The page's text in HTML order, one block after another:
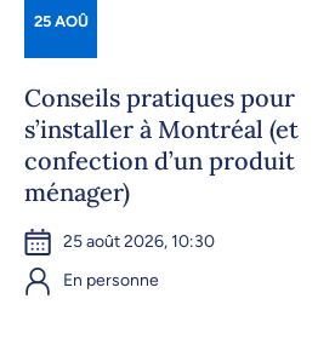
25 AOÛ
Conseils pratiques pour
s’installer à Montréal (et
confection d’un produit
ménager)
25 août 2026, 10:30
En personne